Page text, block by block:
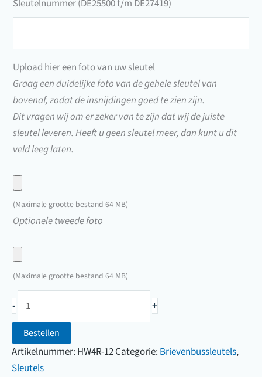
Sleutelnummer (DE25500 t/m DE27419)
DE27419)
Upload hier een foto van uw sleutel
Graag een duidelijke foto van de gehele sleutel van
bovenaf, zodat de insnijdingen goed te zien zijn.
Dit vragen wij om er zeker van te zijn dat wij de juiste
sleutel leveren. Heeft u geen sleutel meer, dan kunt u dit
veld leeg laten.
hier
een
van
uw
sleutel
(Maximale grootte bestand 64 MB)
Upload
foto
van
uw
sleutel
Optionele tweede foto
(Maximale grootte bestand 64 MB)
-
(DE25500
t/m
DE27419)
+
Bestellen
Artikelnummer: HW4R-12Categorie: Brievenbussleutels,
Sleutels